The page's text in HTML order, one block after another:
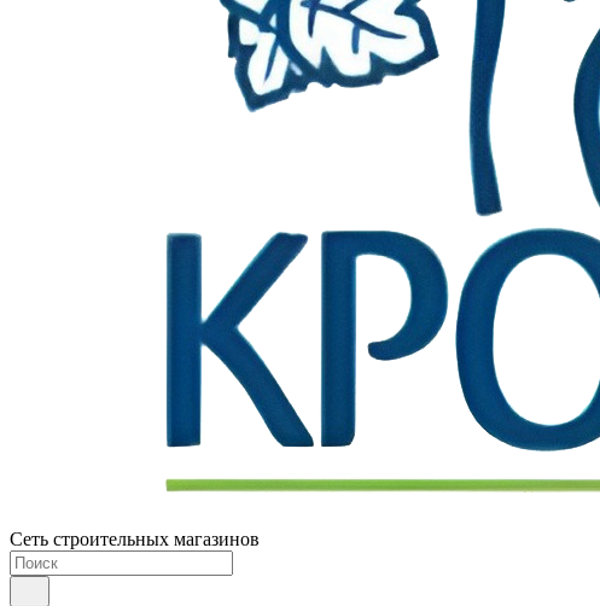
Сеть строительных магазинов